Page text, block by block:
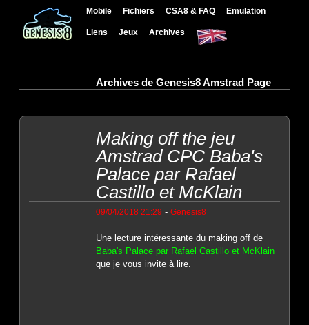
Mobile Fichiers CSA8 & FAQ Emulation
Liens Jeux Archives
Archives de Genesis8 Amstrad Page
Making off the jeu
Amstrad CPC Baba's
Palace par Rafael
Castillo et McKlain
09/04/2018 21:29 - Genesis8
Une lecture intéressante du making off de
Baba's Palace par Rafael Castillo et McKlain
que je vous invite à lire.